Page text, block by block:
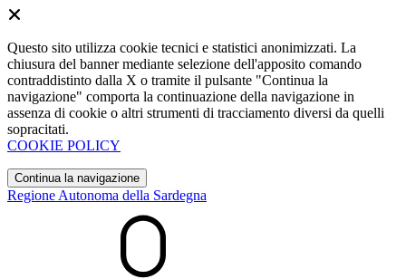
Questo sito utilizza cookie tecnici e statistici anonimizzati. La
chiusura del banner mediante selezione dell'apposito comando
contraddistinto dalla X o tramite il pulsante "Continua la
navigazione" comporta la continuazione della navigazione in
assenza di cookie o altri strumenti di tracciamento diversi da quelli
sopracitati.
COOKIE POLICY
Continua la navigazione
Regione Autonoma della Sardegna